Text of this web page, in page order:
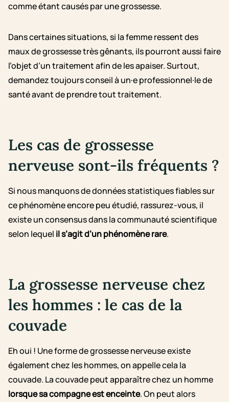
comme étant causés par une grossesse.
Dans certaines situations, si la femme ressent des
maux de grossesse très gênants, ils pourront aussi faire
l’objet d’un traitement afin de les apaiser. Surtout,
demandez toujours conseil à un·e professionnel·le de
santé avant de prendre tout traitement.
Les cas de grossesse
nerveuse sont-ils fréquents ?
Si nous manquons de données statistiques fiables sur
ce phénomène encore peu étudié, rassurez-vous, il
existe un consensus dans la communauté scientifique
selon lequel il s’agit d’un phénomène rare.
La grossesse nerveuse chez
les hommes : le cas de la
couvade
Eh oui ! Une forme de grossesse nerveuse existe
également chez les hommes, on appelle cela la
couvade. La couvade peut apparaître chez un homme
lorsque sa compagne est enceinte. On peut alors